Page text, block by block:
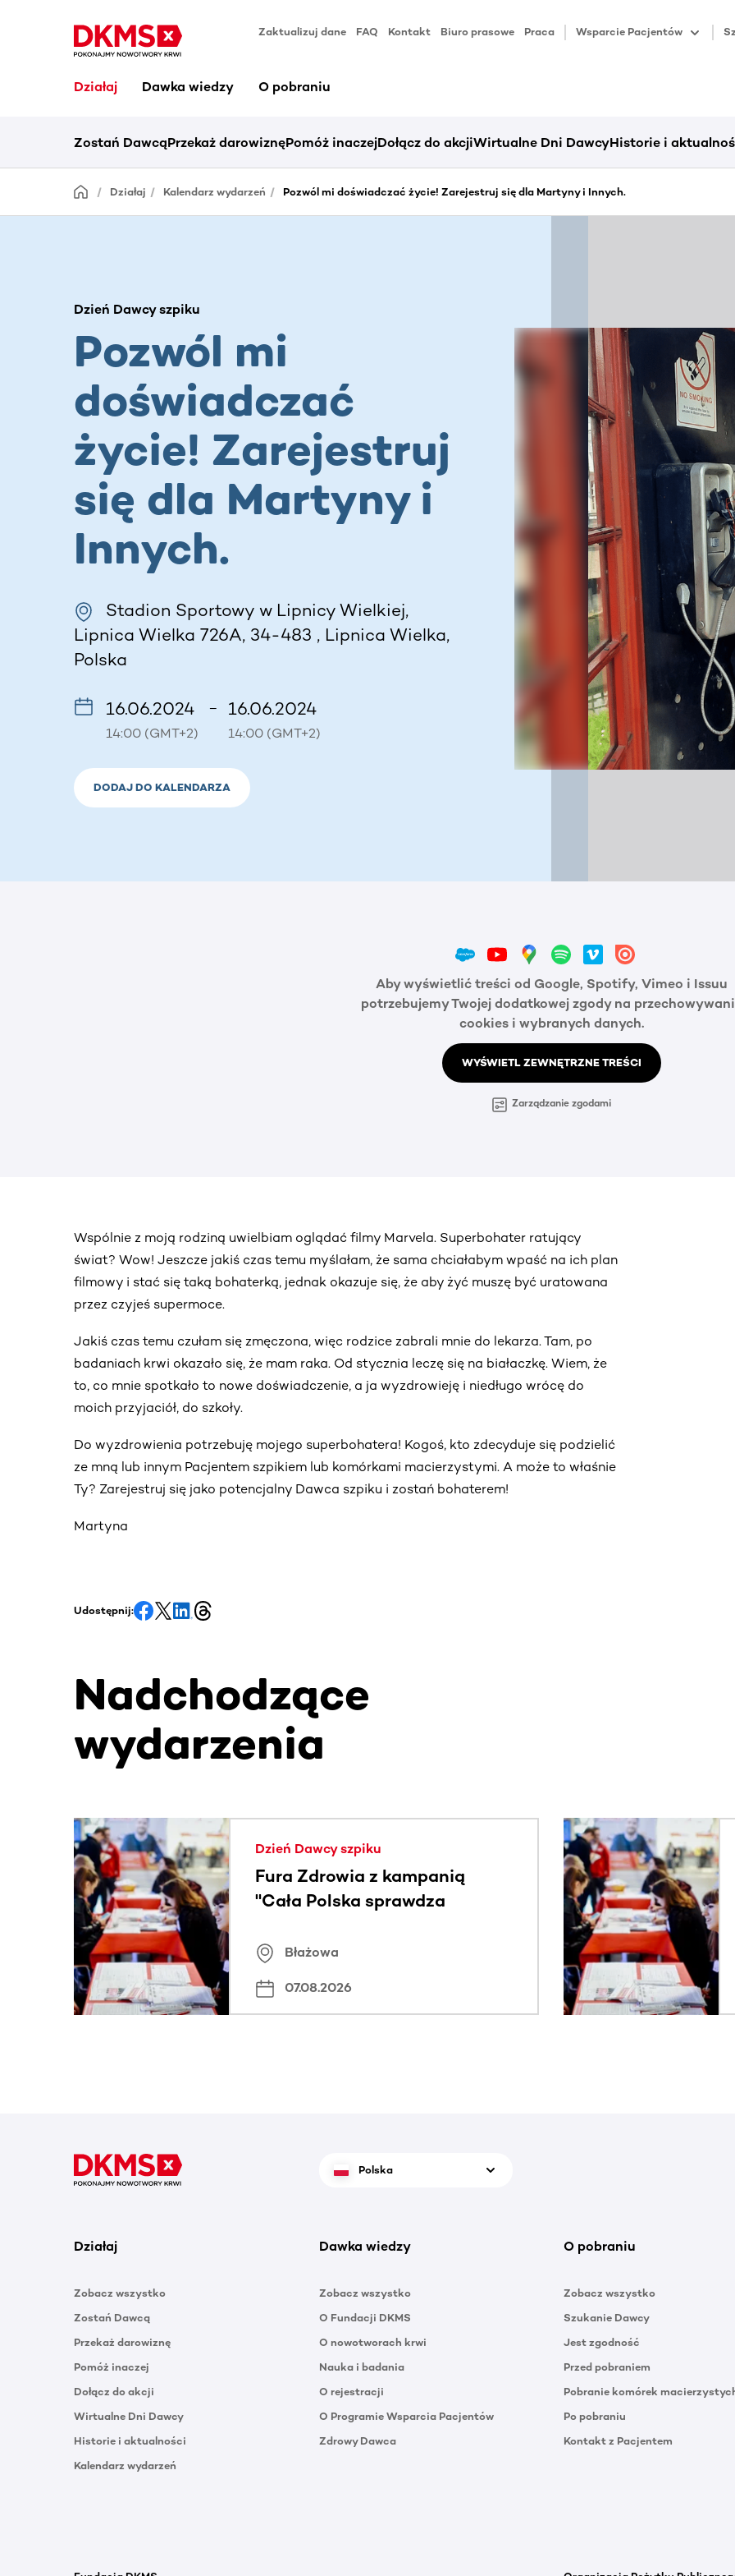
Zaktualizuj dane FAQ Kontakt Biuro prasowe Praca Wsparcie Pacjentów
Działaj Dawka wiedzy O pobraniu
Zostań DawcąPrzekaż darowiznęPomóż inaczejDołącz do akcjiWirtualne Dni DawcyHistorie i
Działaj Kalendarz wydarzeń Pozwól mi doświadczać życie! Zarejestruj się dla Martyny i Innych.
Dzień Dawcy szpiku
Pozwól mi
doświadczać
życie! Zarejestruj
się dla Martyny i
Innych.
Stadion Sportowy w Lipnicy Wielkiej,
Lipnica Wielka 726A, 34-483 , Lipnica Wielka,
Polska
16.06.2024
14:00 (GMT+2)
– 16.06.2024
14:00 (GMT+2)
DODAJ DO KALENDARZA
Aby wyświetlić treści od Google, Spotify, Vimeo i Issuu
potrzebujemy Twojej dodatkowej zgody na
cookies i wybranych danych.
WYŚWIETL ZEWNĘTRZNE TREŚCI
Zarządzanie zgodami
Wspólnie z moją rodziną uwielbiam oglądać filmy Marvela. Superbohater ratujący
świat? Wow! Jeszcze jakiś czas temu myślałam, że sama chciałabym wpaść na ich plan
filmowy i stać się taką bohaterką, jednak okazuje się, że aby żyć muszę być uratowana
przez czyjeś supermoce.
Jakiś czas temu czułam się zmęczona, więc rodzice zabrali mnie do lekarza. Tam, po
badaniach krwi okazało się, że mam raka. Od stycznia leczę się na białaczkę. Wiem, że
to, co mnie spotkało to nowe doświadczenie, a ja wyzdrowieję i niedługo wrócę do
moich przyjaciół, do szkoły.
Do wyzdrowienia potrzebuję mojego superbohatera! Kogoś, kto zdecyduje się podzielić
ze mną lub innym Pacjentem szpikiem lub komórkami macierzystymi. A może to właśnie
Ty? Zarejestruj się jako potencjalny Dawca szpiku i zostań bohaterem!
Martyna
Udostępnij:
Nadchodzące
wydarzenia
Ta sekcja zawiera treści przewijane w poziomie. Użyj klawisza Tab lub przesuń palcem, aby zobaczyć
Dzień Dawcy szpiku
Fura Zdrowia z kampanią
"Cała Polska sprawdza
Błażowa
07.08.2026
Polska
Działaj
Zobacz wszystko
Zostań Dawcą
Przekaż darowiznę
Pomóż inaczej
Dołącz do akcji
Wirtualne Dni Dawcy
Historie i aktualności
Kalendarz wydarzeń
Dawka wiedzy
Zobacz wszystko
O Fundacji DKMS
O nowotworach krwi
Nauka i badania
O rejestracji
O Programie Wsparcia Pacjentów
Zdrowy Dawca
O pobraniu
Zobacz wszystko
Szukanie Dawcy
Jest zgodność
Przed pobraniem
Pobranie komórek
Po pobraniu
Kontakt z Pacjentem